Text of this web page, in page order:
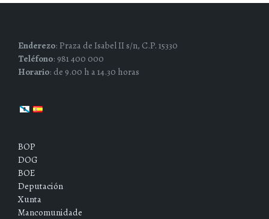
Enderezo: Praza de Isabel II s/n, C.P. 15330
Teléfono: 981 400 000
Horario: de 9.00 h a 14.30 horas
BOP
DOG
BOE
Deputación
Xunta
Mancomunidade